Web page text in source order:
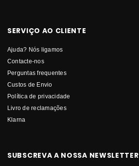
SERVIÇO AO CLIENTE
Ajuda? Nós ligamos
Contacte-nos
Perguntas frequentes
Custos de Envio
Política de privacidade
Livro de reclamações
Klarna
SUBSCREVA A NOSSA NEWSLETTER